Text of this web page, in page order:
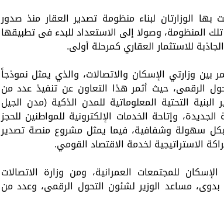
الوزارتان لبناء منظومة تصدير العقار منذ صدور
المنظومة، وصولا إلى الاستعداد للبدء فى تطبيقها
للاستثمار العقاري كمرحلة أولى.
بين وزارتي الإسكان والاتصالات، والذي يمثل نموذجاً
الرقمى، حيث أثمر هذا التعاون عن تنفيذ عدد من
التحتية المعلوماتية للمدن الذكية (مدن الجيل
وإتاحة الخدمات الإلكترونية للمواطنين للحجز
بكل سهولة وشفافية، فيما يمثل مشروع منصة تصدير
الاستراتيجية لخدمة الاقتصاد القومي.
للمجتمعات العمرانية، ومن وزارة الاتصالات
مساعد الوزير لشئون التحول الرقمى، وعدد من